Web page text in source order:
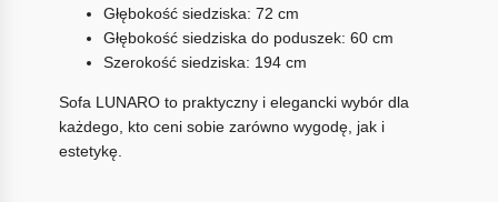
Głębokość siedziska: 72 cm
Głębokość siedziska do poduszek: 60 cm
Szerokość siedziska: 194 cm
Sofa LUNARO to praktyczny i elegancki wybór dla
każdego, kto ceni sobie zarówno wygodę, jak i
estetykę.